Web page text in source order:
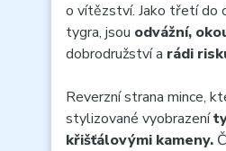
o vítězství. Jako třetí do
tygra, jsou odvážní,
dobrodružství a rádi
Reverzní strana mince,
stylizované vyobrazení
křišťálovými kameny.